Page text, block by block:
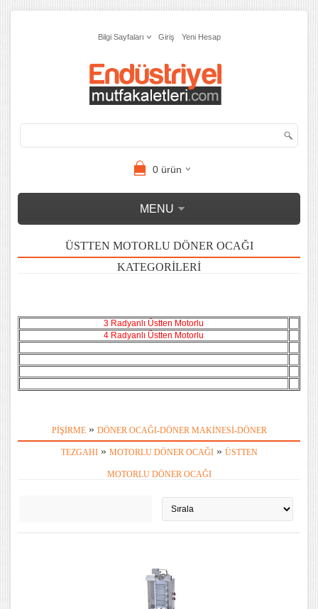
Bilgi Sayfaları Giriş Yeni Hesap
0ürün
MENU
ÜSTTEN MOTORLU DÖNER OCAĞI
KATEGORILERI
3 Radyanlı Üstten Motorlu
4 Radyanlı Üstten Motorlu
PIŞIRME» DÖNER OCAĞI-DÖNER MAKINESI-DÖNER
TEZGAHI» MOTORLU DÖNER OCAĞI» ÜSTTEN
MOTORLU DÖNER OCAĞI